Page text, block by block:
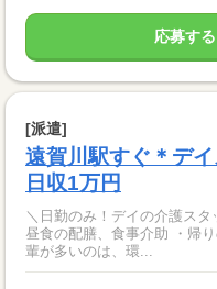
応募す
[派遣]
遠賀川駅すぐ＊デ
日収1万円
＼日勤のみ！デイの介護ス
昼食の配膳、食事介助 ・帰
輩が多いのは、環...